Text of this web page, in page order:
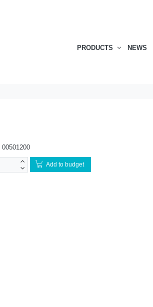
PRODUCTS NEWS
00501200
Add to budget